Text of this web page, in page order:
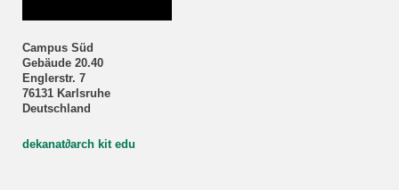
Campus Süd
Gebäude 20.40
Englerstr. 7
76131 Karlsruhe
Deutschland
dekanat∂arch kit edu